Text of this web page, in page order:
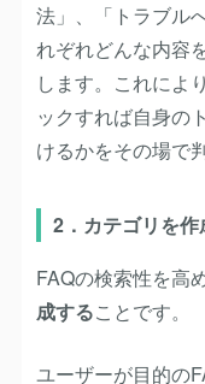
法」、「トラブル
れぞれどんな内容
します。これによ
ックすれば自身の
けるかをその場で
2．カテゴリを作
FAQの検索性を高
成することです。
ユーザーが目的の